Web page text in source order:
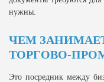
нужны.
ЧЕМ
ТОРГОВО-
Это посредник между